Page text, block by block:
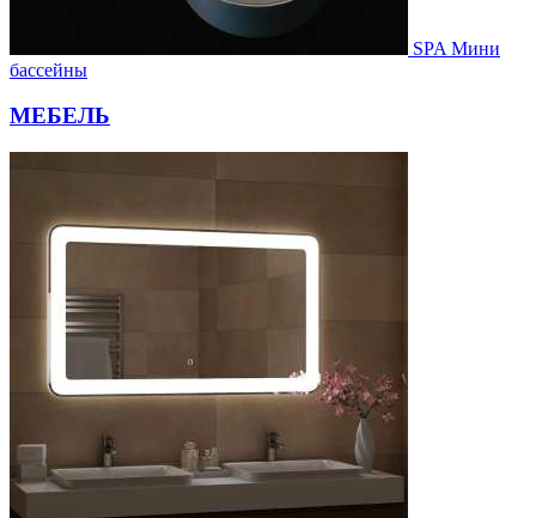
SPA Мини
бассейны
МЕБЕЛЬ